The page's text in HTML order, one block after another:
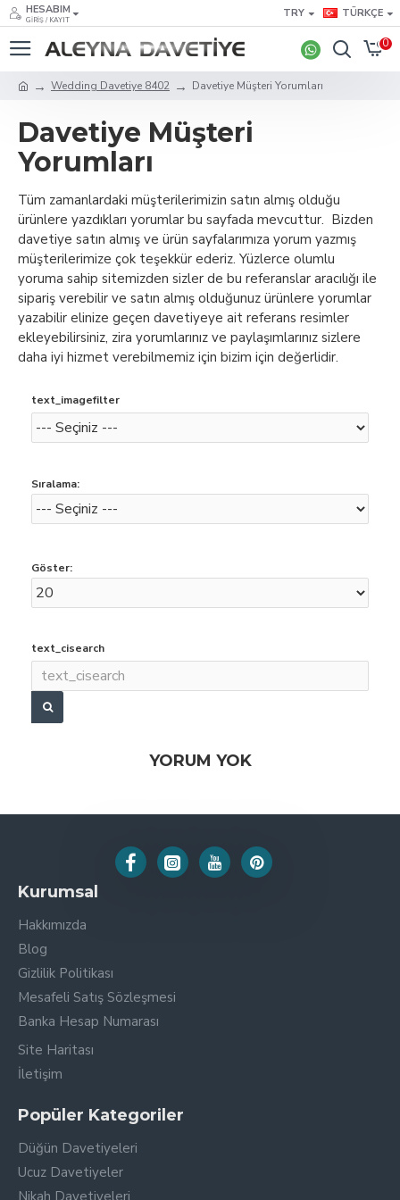
HESABIM
GIRIŞ / KAYIT
TRY TÜRKÇE
0
Wedding Davetiye 8402 Davetiye Müşteri Yorumları
Davetiye Müşteri
Yorumları
Tüm zamanlardaki müşterilerimizin satın almış olduğu
ürünlere yazdıkları yorumlar bu sayfada mevcuttur. Bizden
davetiye satın almış ve ürün sayfalarımıza yorum yazmış
müşterilerimize çok teşekkür ederiz. Yüzlerce olumlu
yoruma sahip sitemizden sizler de bu referanslar aracılığı ile
sipariş verebilir ve satın almış olduğunuz ürünlere yorumlar
yazabilir elinize geçen davetiyeye ait referans resimler
ekleyebilirsiniz, zira yorumlarınız ve paylaşımlarınız sizlere
daha iyi hizmet verebilmemiz için bizim için değerlidir.
text_imagefilter
Sıralama:
Göster:
text_cisearch
YORUM YOK
Kurumsal
Hakkımızda
Blog
Gizlilik Politikası
Mesafeli Satış Sözleşmesi
Banka Hesap Numarası
Site Haritası
İletişim
Popüler Kategoriler
Düğün Davetiyeleri
Ucuz Davetiyeler
Nikah Davetiyeleri